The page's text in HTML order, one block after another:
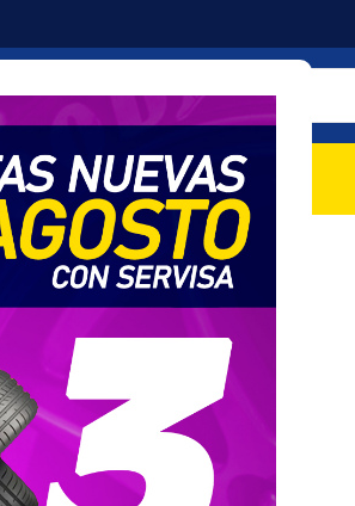
PromocionesNosotrosContacto
RHD TL Goodyear